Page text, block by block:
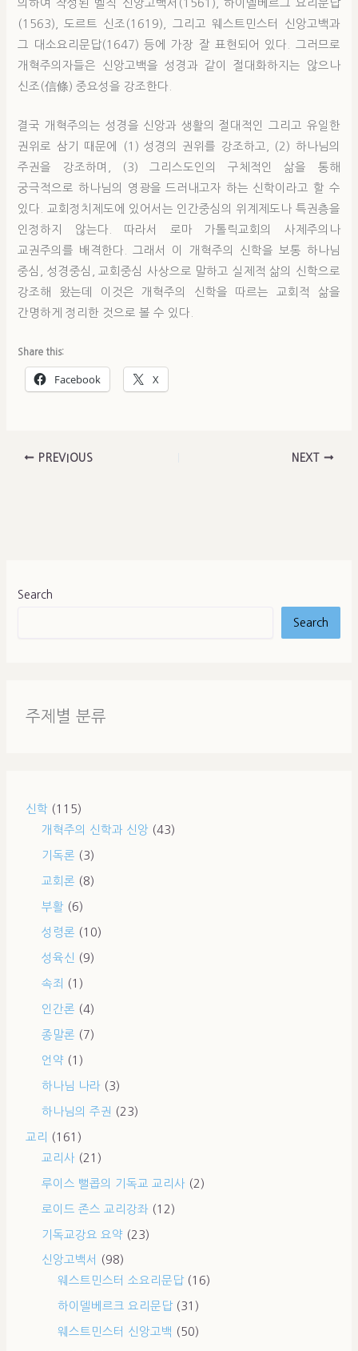
의하여 작성된 벨직 신앙고백서(1561), 하이델베르그 요리문답
(1563), 도르트 신조(1619), 그리고 웨스트민스터 신앙고백과
그 대소요리문답(1647) 등에 가장 잘 표현되어 있다. 그러므로
개혁주의자들은 신앙고백을 성경과 같이 절대화하지는 않으나
신조(信條) 중요성을 강조한다.
결국 개혁주의는 성경을 신앙과 생활의 절대적인 그리고 유일한
권위로 삼기 때문에 (1) 성경의 권위를 강조하고, (2) 하나님의
주권을 강조하며, (3) 그리스도인의 구체적인 삶을 통해
궁극적으로 하나님의 영광을 드러내고자 하는 신학이라고 할 수
있다. 교회정치제도에 있어서는 인간중심의 위계제도나 특권층을
인정하지 않는다. 따라서 로마 가톨릭교회의 사제주의나
교권주의를 배격한다. 그래서 이 개혁주의 신학을 보통 하나님
중심, 성경중심, 교회중심 사상으로 말하고 실제적 삶의 신학으로
강조해 왔는데 이것은 개혁주의 신학을 따르는 교회적 삶을
간명하게 정리한 것으로 볼 수 있다.
Share this:
Facebook X
PREVIOUS NEXT
Search
Search
주제별 분류
신학 (115)
개혁주의 신학과 신앙 (43)
기독론 (3)
교회론 (8)
부활 (6)
성령론 (10)
성육신 (9)
속죄 (1)
인간론 (4)
종말론 (7)
언약 (1)
하나님 나라 (3)
하나님의 주권 (23)
교리
(161)
교리사 (21)
루이스 뻘콥의 기독교 교리사 (2)
로이드 존스 교리강좌 (12)
기독교강요 요약 (23)
신앙고백서
(98)
웨스트민스터 소요리문답(16)
하이델베르크 요리문답(31)
웨스트민스터 신앙고백 (50)